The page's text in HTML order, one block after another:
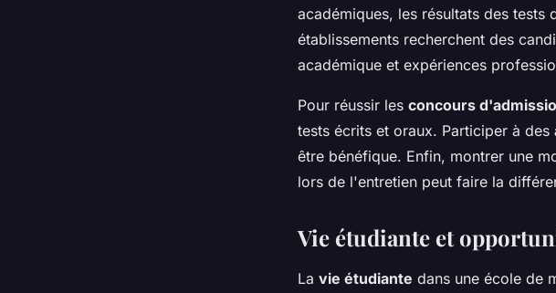
académiques, les résultats des
établissements recherchent des
académique et expériences
Pour réussir les concours
tests écrits et oraux. Participer à des
être bénéfique. Enfin, montrer une
lors de l'entretien peut faire la
Vie étudiante et
La vie étudiante dans une école de